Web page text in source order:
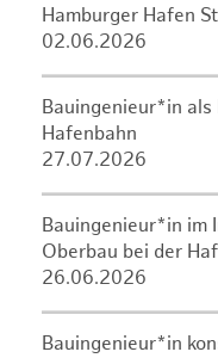
Hamburger Hafen
02.06.2026
Bauingenieur*in
Hafenbahn
27.07.2026
Bauingenieur*in im
Oberbau bei der
26.06.2026
Bauingenieur*in